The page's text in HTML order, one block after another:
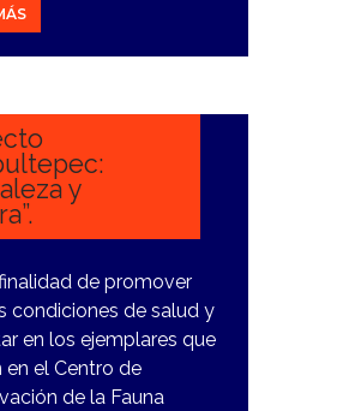
y
de promover
condiciones de salud y
en los ejemplares que
en el Centro de
de la Fauna